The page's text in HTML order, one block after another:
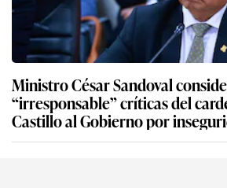
Ministro César Sandoval
“irresponsable” críticas del
Castillo al Gobierno por